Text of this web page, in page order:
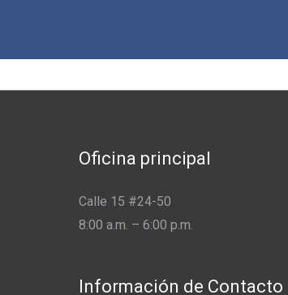
Oficina principal
Calle 15 #24-50
8:00 a.m. – 6:00 p.m.
Información de Contacto